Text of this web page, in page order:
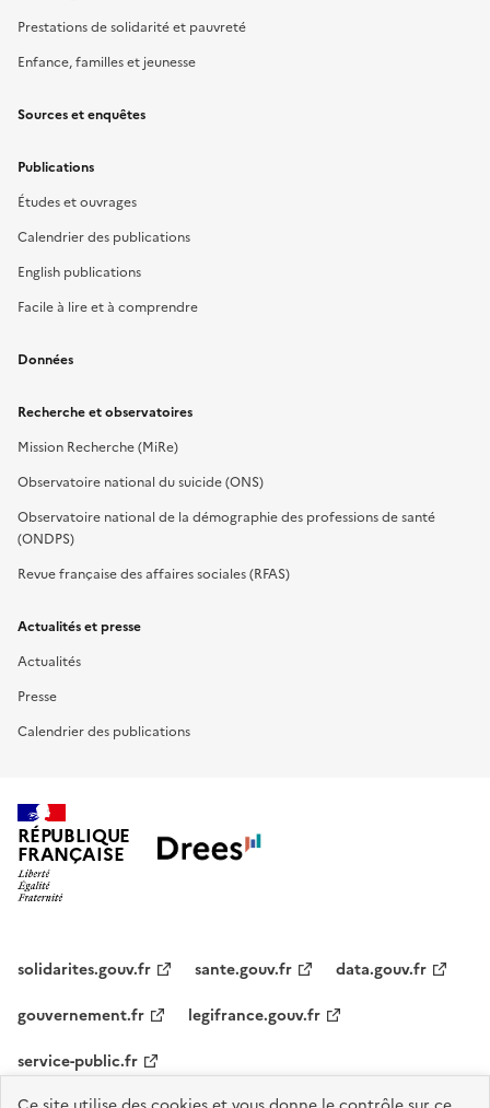
Prestations de solidarité et pauvreté
Enfance, familles et jeunesse
Sources et enquêtes
Publications
Études et ouvrages
Calendrier des publications
English publications
Facile à lire et à comprendre
Données
Recherche et observatoires
Mission Recherche (MiRe)
Observatoire national du suicide (ONS)
Observatoire national de la démographie des professions de santé
(ONDPS)
Revue française des affaires sociales (RFAS)
Actualités et presse
Actualités
Presse
Calendrier des publications
RÉPUBLIQUE
FRANÇAISE
solidarites.gouv.fr sante.gouv.fr
data.gouv.fr
gouvernement.fr
legifrance.gouv.fr
service-public.fr